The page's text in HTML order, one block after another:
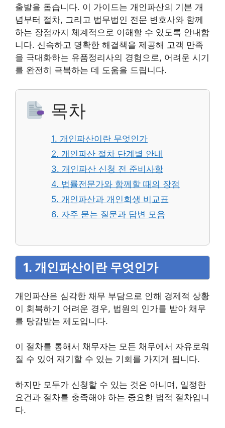
출발을 돕습니다. 이 가이드는 개인파산의 기본 개
념부터 절차, 그리고 법무법인 전문 변호사와 함께
하는 장점까지 체계적으로 이해할 수 있도록 안내합
니다. 신속하고 명확한 해결책을 제공해 고객 만족
을 극대화하는 유품정리사의 경험으로, 어려운 시기
를 완전히 극복하는 데 도움을 드립니다.
목차
1. 개인파산이란 무엇인가
2. 개인파산 절차 단계별 안내
3. 개인파산 신청 전 준비사항
4. 법률전문가와 함께할 때의 장점
5. 개인파산과 개인회생 비교표
6. 자주 묻는 질문과 답변 모음
1. 개인파산이란 무엇인가
개인파산은 심각한 채무 부담으로 인해 경제적 상황
이 회복하기 어려운 경우, 법원의 인가를 받아 채무
를 탕감받는 제도입니다.
이 절차를 통해서 채무자는 모든 채무에서 자유로워
질 수 있어 재기할 수 있는 기회를 가지게 됩니다.
하지만 모두가 신청할 수 있는 것은 아니며, 일정한
요건과 절차를 충족해야 하는 중요한 법적 절차입니
다.